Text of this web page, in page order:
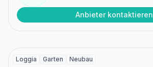
Anbieter kontaktieren
Loggia Garten Neubau